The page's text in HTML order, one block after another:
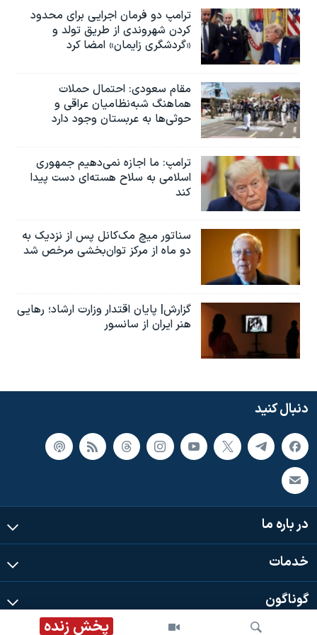
پخش زنده
ترامپ دو فرمان اجرایی برای محدود
کردن شهروندی از طریق تولد و
«گردشگری زایمان» امضا کرد
مقام سعودی: احتمال حملات
هماهنگ شبه‌نظامیان عراقی و
حوثی‌ها به عربستان وجود دارد
ترامپ: ما اجازه نمی‌دهیم جمهوری
اسلامی به سلاح هسته‌ای دست پیدا
کند
سناتور میچ مک‌کانل پس از نزدیک به
دو ماه از مرکز توان‌بخشی مرخص شد
گزارش| پایان اقتدار وزارت ارشاد؛ رهایی
هنر ایران از سانسور
دنبال کنید
در باره ما
خدمات
گوناگون